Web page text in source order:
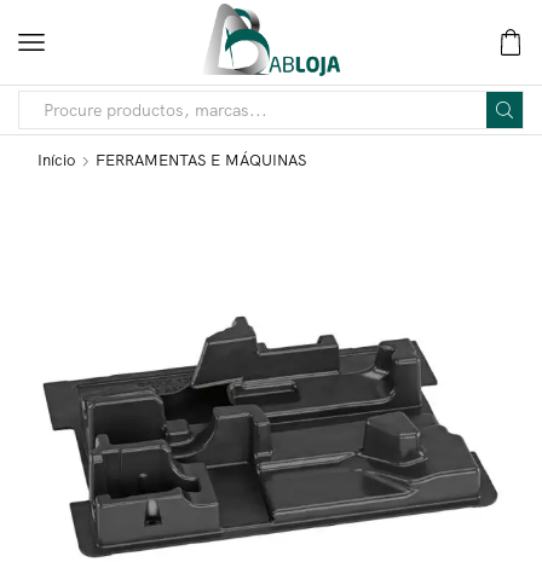
Início FERRAMENTAS E MÁQUINAS